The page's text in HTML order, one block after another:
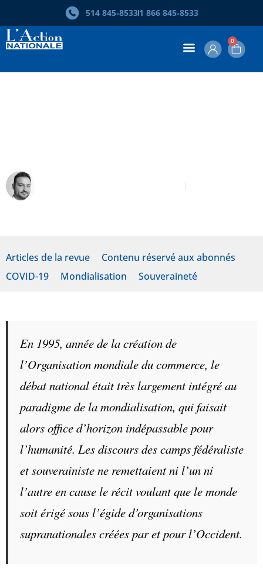
514 845‑85331 866 845‑8533
0
Articles de la revue
Contenu réservé aux abonnés
COVID-19
Mondialisation Souveraineté
En 1995, année de la création de
l’Organisation mondiale du commerce, le
débat national était très largement intégré au
paradigme de la mondialisation, qui faisait
alors office d’horizon indépassable pour
l’humanité. Les discours des camps fédéraliste
et souverainiste ne remettaient ni l’un ni
l’autre en cause le récit voulant que le monde
soit érigé sous l’égide d’organisations
supranationales créées par et pour l’Occident.